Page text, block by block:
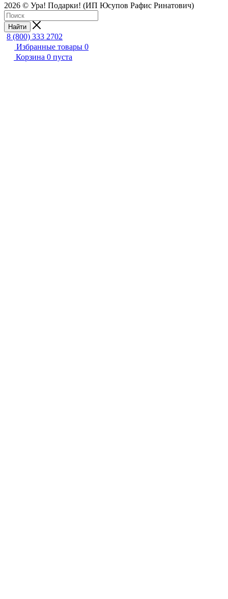
2026 © Ура! Подарки! (ИП Юсупов Рафис Ринатович)
Найти
8 (800) 333 2702
Избранные товары 0
Корзина 0 пуста